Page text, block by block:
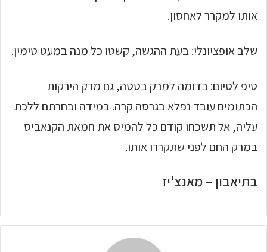
אותו למקרר לאחסון.
שלב אופציונלי: בעת ההגשה, קשטו כל מנה במעט טימין.
טיפ לסיום: בדומה למרק בטטה, גם מרק הירקות
הכתומים עובד נפלא בגרסה קרה. במידה ובחרתם ללכת
עליה, אל תשכחו קודם כל להמיס את חמאת הקנאביס
במרק החם לפני שתקררו אותו.
בתיאבון – מאנצ'יז